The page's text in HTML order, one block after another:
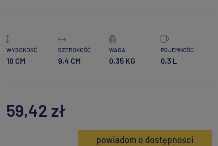
WYSOKOŚĆ
10 CM
SZEROKOŚĆ
9,4 CM
WAGA
0,35 KG
POJEMNOŚĆ
0,3 L
59,42 zł
powiadom o dostępności